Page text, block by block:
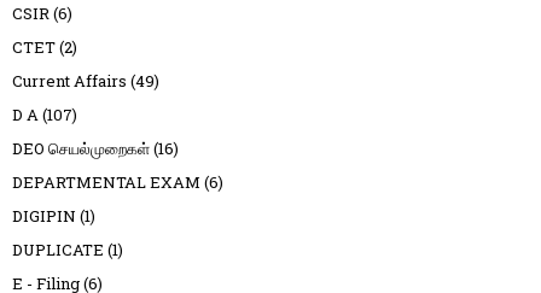
CSIR(6)
CTET(2)
Current Affairs (49)
D A(107)
DEO செயல்முறைகள்(16)
DEPARTMENTAL EXAM (6)
DIGIPIN (1)
DUPLICATE (1)
E - Filing(6)